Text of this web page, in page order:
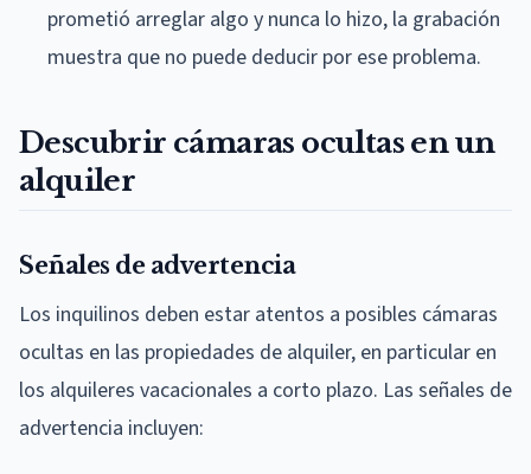
prometió arreglar algo y nunca lo hizo, la grabación
muestra que no puede deducir por ese problema.
Descubrir cámaras ocultas en un
alquiler
Señales de advertencia
Los inquilinos deben estar atentos a posibles cámaras
ocultas en las propiedades de alquiler, en particular en
los alquileres vacacionales a corto plazo. Las señales de
advertencia incluyen: